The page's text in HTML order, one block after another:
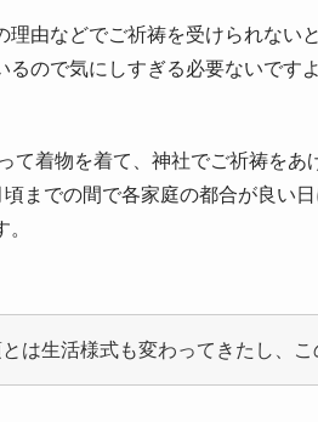
理由などでご祈祷を受けられない
ので気にしすぎる必要ないですよ
て着物を着て、神社でご祈祷を
までの間で各家庭の都合が良い
は生活様式も変わってきたし、